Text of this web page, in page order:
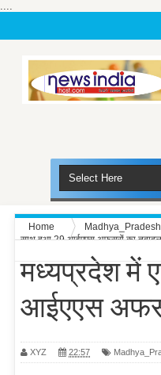
....
Home Madhya_Pradesh
साथ हुआ 29 आईएएस अफसरों का
मध्यप्रदेश में
आईएएस
XYZ 22:57